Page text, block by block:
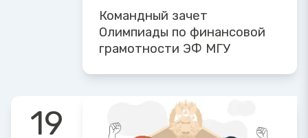
Командный зачет
Олимпиады по финансовой
грамотности ЭФ МГУ
19